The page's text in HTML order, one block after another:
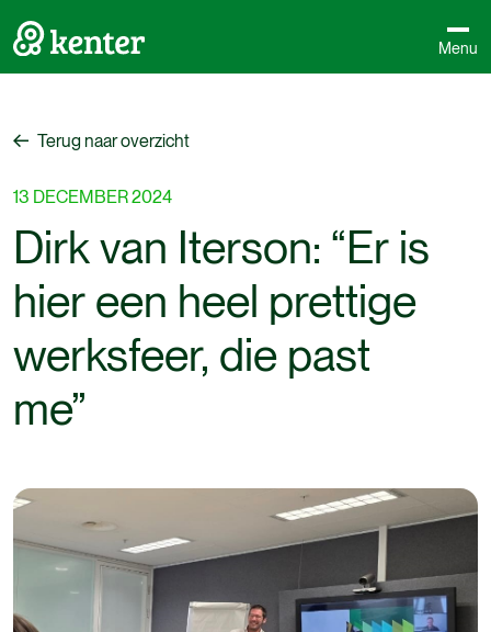
Menu
Terug naar overzicht
Terug naar overzicht
13 DECEMBER2024
Dirkvan Iterson: “Er is
hier een heel prettige
werksfeer, die past
me”